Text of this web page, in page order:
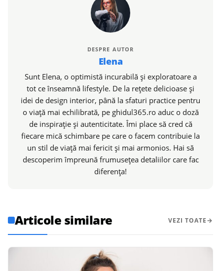
DESPRE AUTOR
Elena
Sunt Elena, o optimistă incurabilă și exploratoare a
tot ce înseamnă lifestyle. De la rețete delicioase și
idei de design interior, până la sfaturi practice pentru
o viață mai echilibrată, pe ghidul365.ro aduc o doză
de inspirație și autenticitate. Îmi place să cred că
fiecare mică schimbare pe care o facem contribuie la
un stil de viață mai fericit și mai armonios. Hai să
descoperim împreună frumusețea detaliilor care fac
diferența!
Articole similare VEZI TOATE